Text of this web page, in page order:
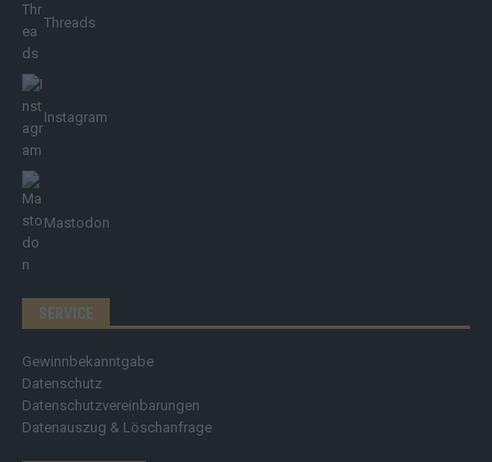
Threads
Instagram
Mastodon
SERVICE
Gewinnbekanntgabe
Datenschutz
Datenschutzvereinbarungen
Datenauszug & Löschanfrage